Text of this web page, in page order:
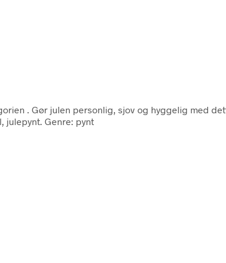
. Gør julen personlig, sjov og hyggelig med
julepynt. Genre: pynt